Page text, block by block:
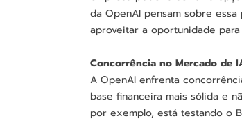
da OpenAI pensam sobre
aproveitar a oportunidade
Concorrência no Mercado de
A OpenAI enfrenta
base financeira mais sólida e
por exemplo, está testando o